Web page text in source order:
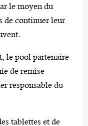
le moyen du
de continuer leur
le pool partenaire
de remise
responsable du
tablettes et de